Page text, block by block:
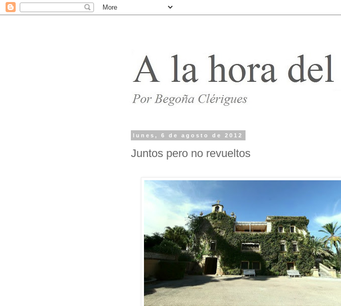
lunes, 6 de agosto de 2012
Juntos pero no revueltos